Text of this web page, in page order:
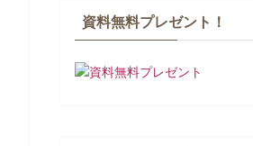
資料無料プレゼント！